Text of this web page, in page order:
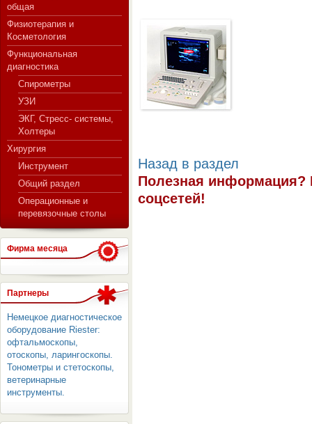
общая
Физиотерапия и
Косметология
Функциональная
диагностика
Спирометры
УЗИ
ЭКГ, Стресс- системы,
Холтеры
Хирургия
Инструмент
Общий раздел
Операционные и
перевязочные столы
Фирма месяца
Партнеры
Немецкое диагностическое
оборудование Riester:
офтальмоскопы,
отоскопы, ларингоскопы.
Тонометры и стетоскопы,
ветеринарные
инструменты.
Назад в раздел
Полезная информация?
соцсетей!